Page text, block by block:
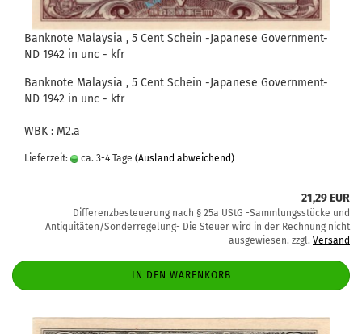
Banknote Malaysia , 5 Cent Schein -Japanese Government-
ND 1942 in unc - kfr
Banknote Malaysia , 5 Cent Schein -Japanese Government-
ND 1942 in unc - kfr
WBK : M2.a
Lieferzeit: ca. 3-4 Tage (Ausland abweichend)
21,29 EUR
Differenzbesteuerung nach § 25a UStG -Sammlungsstücke und
Antiquitäten/Sonderregelung- Die Steuer wird in der Rechnung nicht
ausgewiesen. zzgl. Versand
IN DEN WARENKORB